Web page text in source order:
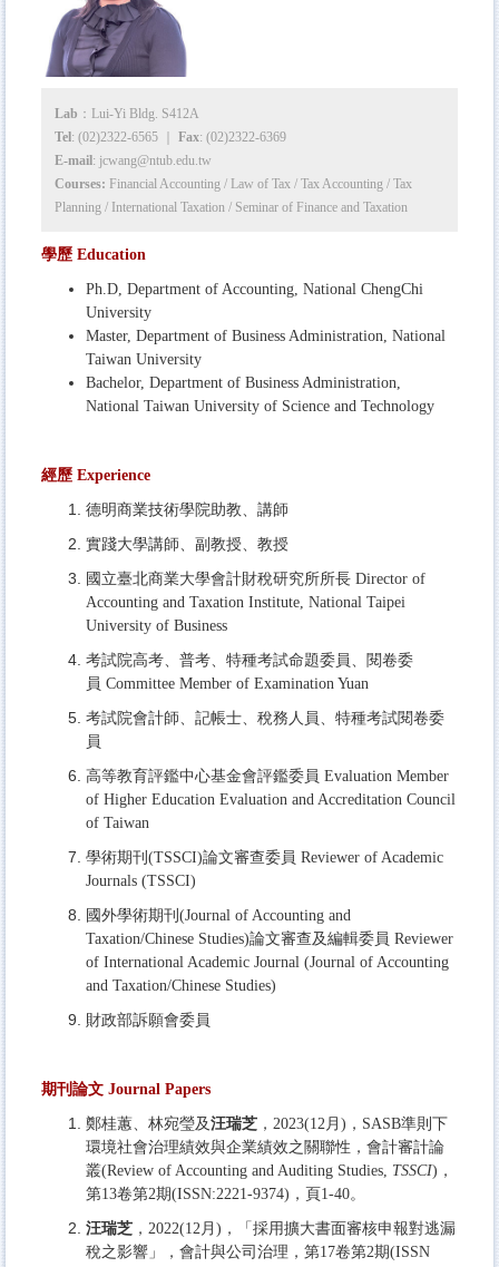
Lab ：Lui-Yi Bldg. S412A
Tel : (02)2322-6565 ｜ Fax: (02)2322-6369
E-mail : jcwang@ntub.edu.tw
Courses: Financial Accounting / Law of Tax / Tax Accounting / Tax
Planning / International Taxation / Seminar of Finance and Taxation
學歷 Education
Ph.D, Department of Accounting, National ChengChi
University
Master, Department of Business Administration, National
Taiwan University
Bachelor, Department of Business Administration,
National Taiwan University of Science and Technology
經歷 Experience
德明商業技術學院助教、講師
實踐大學講師、副教授、教授
國立臺北商業大學會計財稅研究所所長 Director of
Accounting and Taxation Institute, National Taipei
University of Business
考試院高考、普考、特種考試命題委員、閱卷委
員 Committee Member of Examination Yuan
考試院會計師、記帳士、稅務人員、特種考試閱卷委
員
高等教育評鑑中心基金會評鑑委員 Evaluation Member
of Higher Education Evaluation and Accreditation Council
of Taiwan
學術期刊(TSSCI)論文審查委員 Reviewer of Academic
Journals (TSSCI)
國外學術期刊(Journal of Accounting and
Taxation/Chinese Studies)論文審查及編輯委員 Reviewer
of International Academic Journal (Journal of Accounting
and Taxation/Chinese Studies)
財政部訴願會委員
期刊論文 Journal Papers
鄭桂蕙、林宛瑩及汪瑞芝 ，2023(12月)，SASB準則下
環境社會治理績效與企業績效之關聯性，會計審計論
叢(Review of Accounting and Auditing Studies, TSSCI)，
第13卷第2期(ISSN:2221-9374)，頁1-40。
汪瑞芝 ，2022(12月)，「採用擴大書面審核申報對逃漏
稅之影響」，會計與公司治理，第17卷第2期(ISSN